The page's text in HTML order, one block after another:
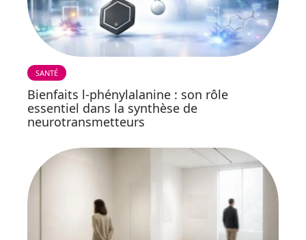
SANTÉ
Bienfaits l-phénylalanine : son rôle
essentiel dans la synthèse de
neurotransmetteurs